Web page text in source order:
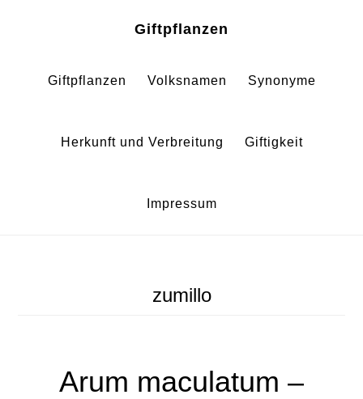
springen
springen
Giftpflanzen
Giftpflanzen Volksnamen Synonyme
Herkunft und Verbreitung Giftigkeit
Impressum
zumillo
Arum maculatum –